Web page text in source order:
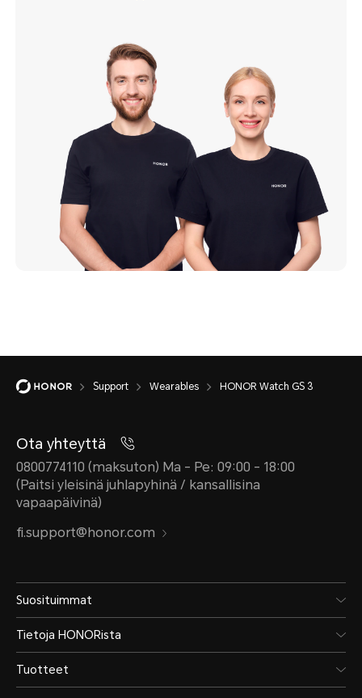
Support Wearables HONOR Watch GS 3
Ota yhteyttä
0800774110 (maksuton) Ma - Pe: 09:00 - 18:00
(Paitsi yleisinä juhlapyhinä / kansallisina
vapaapäivinä)
fi.support@honor.com
Suosituimmat
Tietoja HONORista
Tuotteet